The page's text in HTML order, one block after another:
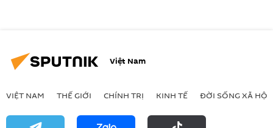
Việt Nam
VIỆT NAM THẾ GIỚI CHÍNH TRỊ KINH TẾ ĐỜI SỐNG XÃ HỘI